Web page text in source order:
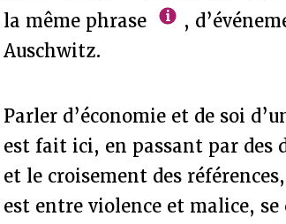
la même phrase
,
Auschwitz.
Parler d’économie et de soi
est fait ici, en passant par des
et le croisement des
est entre violence et malice,